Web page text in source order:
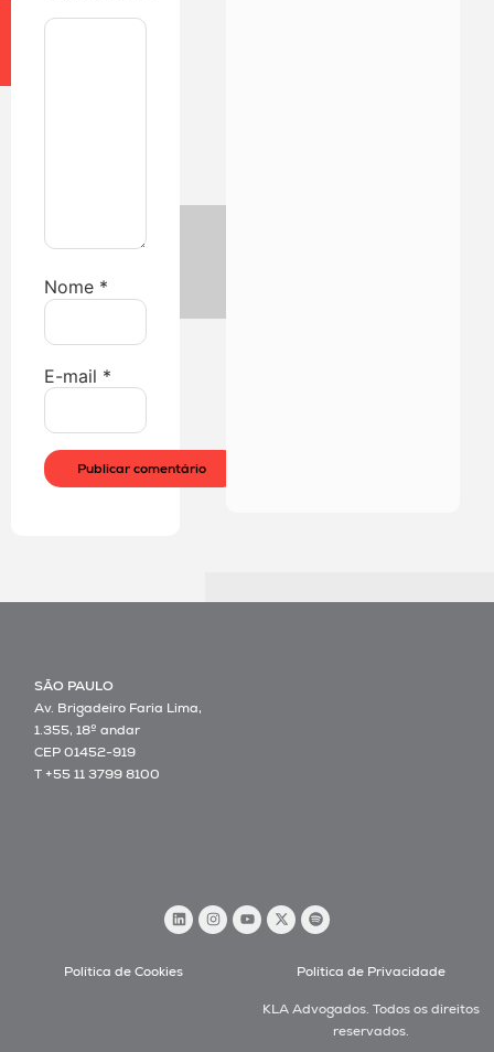
Nome *
E-mail *
SÃO PAULO
Av. Brigadeiro Faria Lima,
1.355, 18º andar
CEP 01452-919
T +55 11 3799 8100
Política de Cookies Política de Privacidade
KLA Advogados. Todos os direitos
reservados.